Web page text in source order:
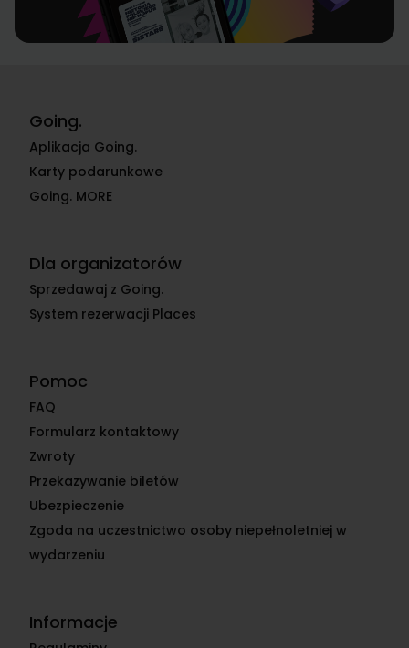
Going.
Aplikacja Going.
Karty podarunkowe
Going. MORE
Dla organizatorów
Sprzedawaj z Going.
System rezerwacji Places
Pomoc
FAQ
Formularz kontaktowy
Zwroty
Przekazywanie biletów
Ubezpieczenie
Zgoda na uczestnictwo osoby niepełnoletniej w
wydarzeniu
Informacje